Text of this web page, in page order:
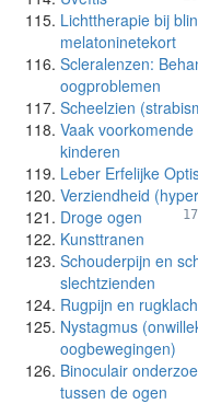
Lichttherapie bij
melatoninetekort
Scleralenzen:
oogproblemen
Scheelzien
Vaak
kinderen
Leber Erfelijke
Verziendheid
Droge ogen
Kunsttranen
Schouderpijn en
slechtzienden
Rugpijn en
Nystagmus
oogbewegingen)
Binoculair
tussen de ogen